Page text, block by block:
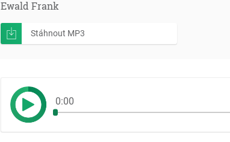
Ewald Frank
Stáhnout MP3
0:00